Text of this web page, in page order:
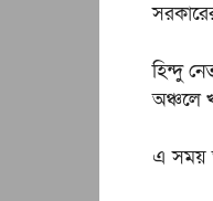
হিন্দু
অঞ্চলে
এ সময়